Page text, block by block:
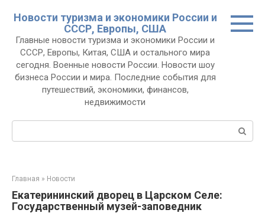
Новости туризма и экономики России и
СССР, Европы, США
Главные новости туризма и экономики России и
СССР, Европы, Китая, США и остального мира
сегодня. Военные новости России. Новости шоу
бизнеса России и мира. Последние события для
путешествий, экономики, финансов,
недвижимости
Поиск:
Главная » Новости
Екатерининский дворец в Царском Селе:
Государственный музей-заповедник